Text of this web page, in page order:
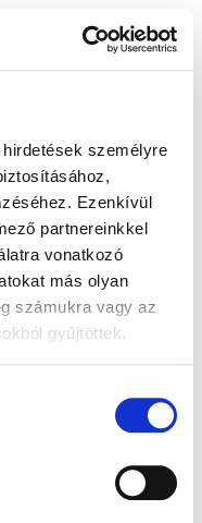
személyre
Ezenkívül
partnereinkkel
vonatkozó
más olyan
számukra vagy az
gyűjtöttek.